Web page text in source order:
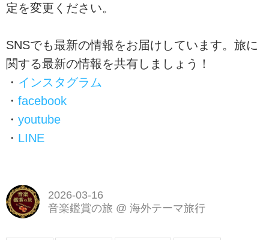
定を変更ください。
SNSでも最新の情報をお届けしています。旅に
関する最新の情報を共有しましょう！
・ インスタグラム
・ facebook
・ youtube
・ LINE
2026-03-16
音楽鑑賞の旅 @ 海外テーマ旅行